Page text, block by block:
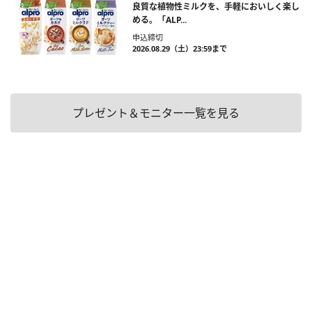
良質な植物性ミルクを、手軽においしく楽し
める。「ALP...
申込締切
2026.08.29（土）23:59まで
プレゼント＆モニター一覧を見る